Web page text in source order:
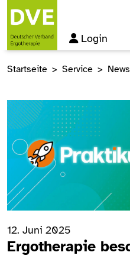
Login
Startseite Service News
12. Juni 2025
Ergotherapie